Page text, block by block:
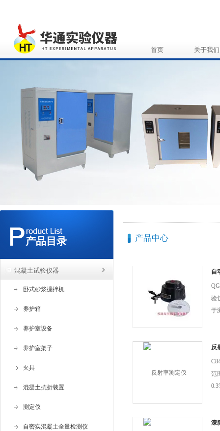
首页 关于我们
产品目录
混凝土试验仪器
卧式砂浆搅拌机
养护箱
养护室设备
养护室架子
夹具
混凝土抗折装置
测定仪
自密实混凝土全量检测仪
产品中心
自
验
于
反
范
Y
漆